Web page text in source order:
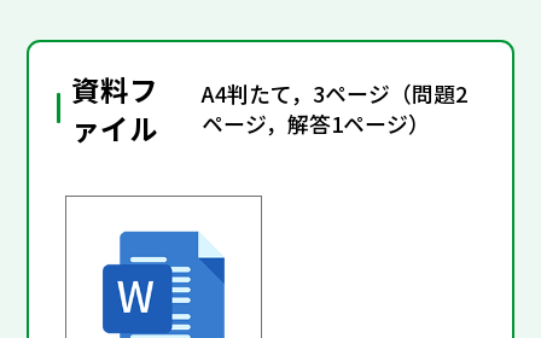
資料フ
ァイル
A4判たて，3ページ（問題2
ページ，解答1ページ）